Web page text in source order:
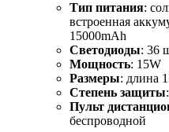
Тип питания:
встроенная
15000mAh
Светодиоды: 36
Мощность: 15W
Размеры: длина
Степень защиты
Пульт
беспроводной